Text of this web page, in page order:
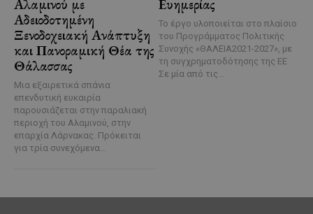
Αλαμινού με
Αδειοδοτημένη
Ξενοδοχειακή Ανάπτυξη
και Πανοραμική Θέα της
Θάλασσας
Μια εξαιρετικά σπάνια
επενδυτική ευκαιρία
παρουσιάζεται στην παραλιακή
περιοχή του Αλαμινού, στην
επαρχία Λάρνακας. Πρόκειται
για τρία συνεχόμενα...
Ευημερίας
Το έργο υλοποιείται στο πλαίσιο
του Προγράμματος Πολιτικής
Συνοχής «ΘΑΛΕΙΑ2021-2027», με
τη συγχρηματοδότησης της ΕΕ
Σε μία από τις...